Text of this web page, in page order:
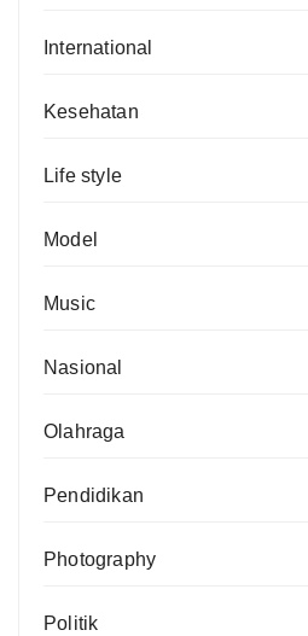
International
Kesehatan
Life style
Model
Music
Nasional
Olahraga
Pendidikan
Photography
Politik